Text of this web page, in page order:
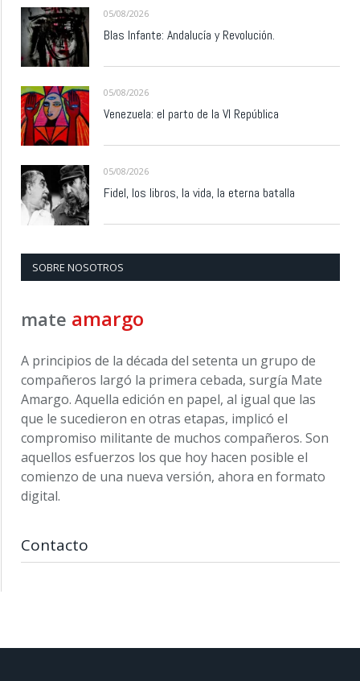
05/08/2026
Blas Infante: Andalucía y Revolución.
05/08/2026
Venezuela: el parto de la VI República
05/08/2026
Fidel, los libros, la vida, la eterna batalla
SOBRE NOSOTROS
mate amargo
A principios de la década del setenta un grupo de
compañeros largó la primera cebada, surgía Mate
Amargo. Aquella edición en papel, al igual que las
que le sucedieron en otras etapas, implicó el
compromiso militante de muchos compañeros. Son
aquellos esfuerzos los que hoy hacen posible el
comienzo de una nueva versión, ahora en formato
digital.
Contacto